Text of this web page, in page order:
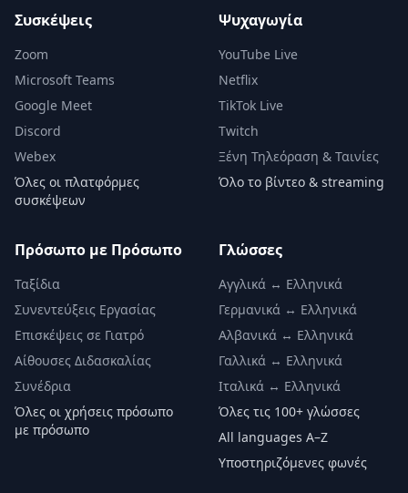
Συσκέψεις
Zoom
Microsoft Teams
Google Meet
Discord
Webex
Όλες οι πλατφόρμες
συσκέψεων
Ψυχαγωγία
YouTube Live
Netflix
TikTok Live
Twitch
Ξένη Τηλεόραση & Ταινίες
Όλο το βίντεο & streaming
Πρόσωπο με Πρόσωπο
Ταξίδια
Συνεντεύξεις Εργασίας
Επισκέψεις σε Γιατρό
Αίθουσες Διδασκαλίας
Συνέδρια
Όλες οι χρήσεις πρόσωπο
με πρόσωπο
Γλώσσες
Αγγλικά ↔ Ελληνικά
Γερμανικά ↔ Ελληνικά
Αλβανικά ↔ Ελληνικά
Γαλλικά ↔ Ελληνικά
Ιταλικά ↔ Ελληνικά
Όλες τις 100+ γλώσσες
All languages A–Z
Υποστηριζόμενες φωνές